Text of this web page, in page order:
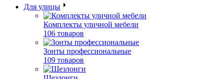
Для улицы
Комплекты уличной мебели
106 товаров
Зонты профессиональные
109 товаров